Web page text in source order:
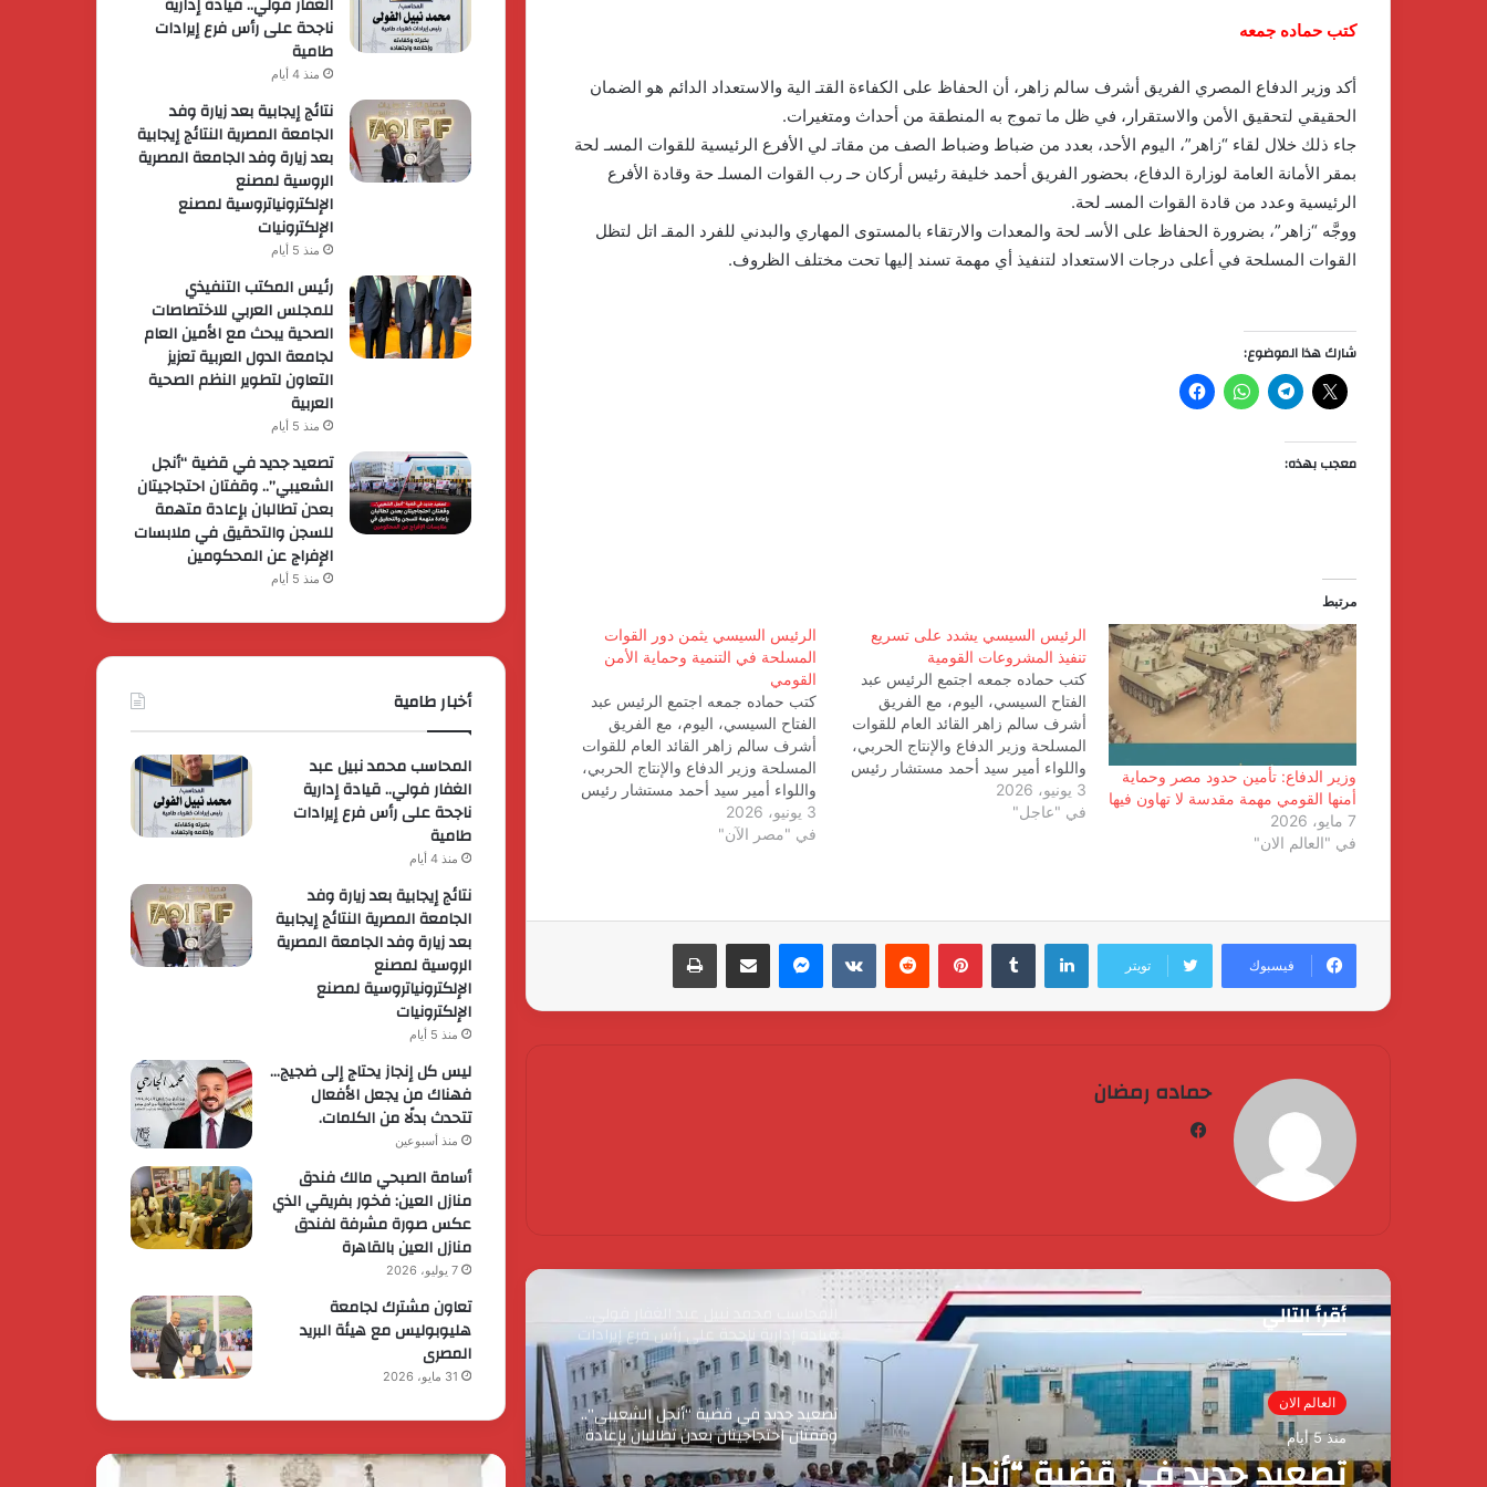
كتب حماده جمعه
أكد وزير الدفاع المصري الفريق أشرف سالم زاهر، أن الحفاظ على الكفاءة القتـ الية والاستعداد الدائم هو الضمان
الحقيقي لتحقيق الأمن والاستقرار، في ظل ما تموج به المنطقة من أحداث ومتغيرات.
جاء ذلك خلال لقاء “زاهر”، اليوم الأحد، بعدد من ضباط وضباط الصف من مقاتـ لي الأفرع الرئيسية للقوات المسـ لحة
بمقر الأمانة العامة لوزارة الدفاع، بحضور الفريق أحمد خليفة رئيس أركان حـ رب القوات المسلـ حة وقادة الأفرع
الرئيسية وعدد من قادة القوات المسـ لحة.
ووجَّه “زاهر”، بضرورة الحفاظ على الأسـ لحة والمعدات والارتقاء بالمستوى المهاري والبدني للفرد المقـ اتل لتظل
القوات المسلحة في أعلى درجات الاستعداد لتنفيذ أي مهمة تسند إليها تحت مختلف الظروف.
شارك هذا الموضوع:
معجب بهذه:
مرتبط
وزير الدفاع: تأمين حدود مصر وحماية
أمنها القومي مهمة مقدسة لا تهاون فيها
7 مايو، 2026
في "العالم الان"
الرئيس السيسي يشدد على تسريع
تنفيذ المشروعات القومية
كتب حماده جمعه اجتمع الرئيس عبد
الفتاح السيسي، اليوم، مع الفريق
أشرف سالم زاهر القائد العام للقوات
المسلحة وزير الدفاع والإنتاج الحربي،
واللواء أمير سيد أحمد مستشار رئيس
الجمهورية للتخطيط العمراني، واللواء
أ.ح محمد ربيع رئيس هيئة عمليات
3 يونيو، 2026
في "عاجل"
الرئيس السيسي يثمن دور القوات
المسلحة في التنمية وحماية الأمن
القومي
كتب حماده جمعه اجتمع الرئيس عبد
الفتاح السيسي، اليوم، مع الفريق
أشرف سالم زاهر القائد العام للقوات
المسلحة وزير الدفاع والإنتاج الحربي،
واللواء أمير سيد أحمد مستشار رئيس
الجمهورية للتخطيط العمراني، واللواء
أ.ح محمد ربيع رئيس هيئة عمليات
3 يونيو، 2026
في "مصر الآن"
فيسبوك تويتر
لينكدإن بينتيريست ماسنجر مشاركة عبر البريد طباعة
حماده رمضان
أقرأ التالي
العالم الان
منذ 5 أيام
العالم الان
منذ 5 أيام
افتتاح أكبر وحدة للتحاليل الطبية في مصر
والشرق الأوسط بمعمل المختبر بالتعاون
مع سيسمكس مصر
Glossa Foam.. صناعة مصرية برؤية عالمية
لسد فجوة سوق العناية اليومية بالفم
الحرس الثوري يخـ ـترق البحرين! القصة
وقفتان احتجاجيتان بعدن تطالبان بإعادة
متهمة للسجن والتحقيق في ملابسات
الإفراج عن المحكومين
المغرب.. الدورة 2 لملتقى إيلاف التصوف
الدولي تسلط الضوء على النموذج المغربي
في تدبير الشأن الديني
ناجحة على رأس فرع إيرادات
طامية
منذ 4 أيام
نتائج إيجابية بعد زيارة وفد
الجامعة المصرية النتائج إيجابية
بعد زيارة وفد الجامعة المصرية
الروسية لمصنع
الإلكترونياتروسية لمصنع
الإلكترونيات
منذ 5 أيام
رئيس المكتب التنفيذي
للمجلس العربي للاختصاصات
الصحية يبحث مع الأمين العام
لجامعة الدول العربية تعزيز
التعاون لتطوير النظم الصحية
العربية
منذ 5 أيام
تصعيد جديد في قضية “أنجل
الشعيبي”.. وقفتان احتجاجيتان
بعدن تطالبان بإعادة متهمة
للسجن والتحقيق في ملابسات
الإفراج عن المحكومين
منذ 5 أيام
أخبار طامية
المحاسب محمد نبيل عبد
الغفار فولي.. قيادة إدارية
ناجحة على رأس فرع إيرادات
طامية
منذ 4 أيام
نتائج إيجابية بعد زيارة وفد
الجامعة المصرية النتائج إيجابية
بعد زيارة وفد الجامعة المصرية
الروسية لمصنع
الإلكترونياتروسية لمصنع
الإلكترونيات
منذ 5 أيام
ليس كل إنجاز يحتاج إلى ضجيج…
فهناك من يجعل الأفعال
تتحدث بدلًا من الكلمات.
منذ أسبوعين
أسامة الصبحي مالك فندق
منازل العين: فخور بفريقي الذي
عكس صورة مشرفة لفندق
منازل العين بالقاهرة
7 يوليو، 2026
تعاون مشترك لجامعة
هليوبوليس مع هيئة البريد
المصرى
31 مايو، 2026
كردان
الحرس
رئيس
الرئيس